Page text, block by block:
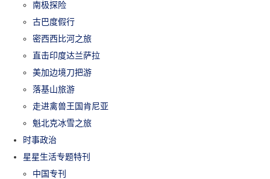
南极探险
古巴度假行
密西西比河之旅
直击印度达兰萨拉
美加边境刀把游
落基山旅游
走进禽兽王国肯尼亚
魁北克冰雪之旅
时事政治
星星生活专题特刊
中国专刊